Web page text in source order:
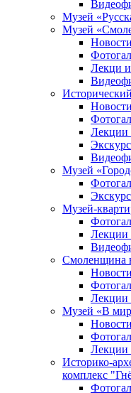
Музей
Музей
Лекци и
Лекции
Музей
Музей-
Лекции
Смоленщина
Лекции
Музей «В
Лекции
Историко-
комплекс